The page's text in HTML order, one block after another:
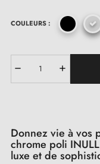
COULEURS :
Donnez vie à vos
chrome poli
luxe et de